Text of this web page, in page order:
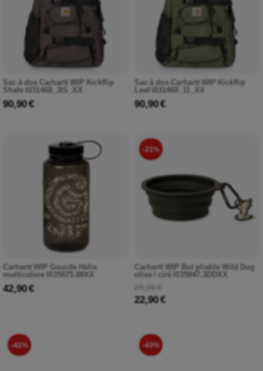
Sac à dos Carhartt WIP Kickflip
Shale I031468_3IS_XX
90,90 €
Sac à dos Carhartt WIP Kickflip
Leaf I031468_11_XX
90,90 €
Carhartt WIP Gourde Helix
multicolore I035875.08XX
42,90 €
-21%
Carhartt WIP Bol pliable Wild Dog
olive / ciré I035847.3DDXX
28,90 €
22,90 €
-41% -43%